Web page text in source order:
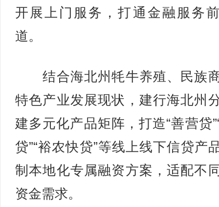
开展上门服务，打通金融服务
道。
结合海北州牦牛养殖、民族
特色产业发展现状，建行海北州
建多元化产品矩阵，打造“善营贷
贷”“裕农快贷”等线上线下信贷产
制本地化专属融资方案，适配不
资金需求。